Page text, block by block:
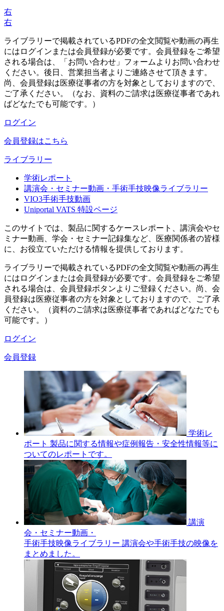
右
右
ライブラリーで掲載されているPDFの全文閲覧や動画の再生
にはログインまたは会員登録が必要です。会員登録をご希望
される場合は、「お問い合わせ」フォームよりお問い合わせ
ください。後日、営業担当者よりご連絡させて頂きます。
尚、会員登録は医療従事者の方を対象としておりますので、
ご了承ください。（なお、資料のご請求は医療従事者であれ
ばどなたでも可能です。）
ログイン
会員登録はこちら
ライブラリー
学術レポート
講演会・セミナー動画・手術手技映像ライブラリー
VIO3手術手技動画
Uniportal VATS 特設ページ
このサイトでは、製品に関するケースレポート、講演会やセ
ミナー動画、学会・セミナー記録集など、医療関係者の皆様
に、お役立ていただける情報を提供しております。
ライブラリーで掲載されているPDFの全文閲覧や動画の再生
にはログインまたは会員登録が必要です。会員登録をご希望
される場合は、会員登録ボタンよりご登録ください。尚、会
員登録は医療従事者の方を対象としておりますので、ご了承
ください。（資料のご請求は医療従事者であればどなたでも
可能です。）
ログイン
会員登録
学術レ
ポート 製品に関する情報や症例報告・安全性情報等に
ついてのレポートです。
講演
会・セミナー動画・
手術手技映像ライブラリー 講演会や手術手技の映像を
まとめました。